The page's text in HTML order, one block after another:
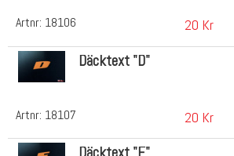
Artnr: 18106 20 Kr
Artnr: 18107
Däcktext "D"
20 Kr